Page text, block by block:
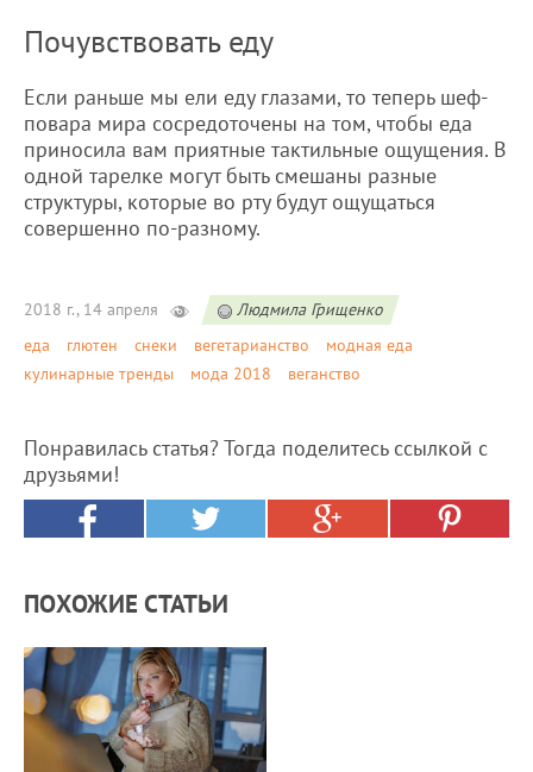
Почувствовать еду
Если раньше мы ели еду глазами, то теперь шеф-
повара мира сосредоточены на том, чтобы еда
приносила вам приятные тактильные ощущения. В
одной тарелке могут быть смешаны разные
структуры, которые во рту будут ощущаться
совершенно по-разному.
2018 г., 14 апреля
Людмила Грищенко
еда
глютен снеки вегетарианство
модная еда
кулинарные тренды
мода 2018 веганство
Понравилась статья? Тогда поделитесь ссылкой с
друзьями!
ПОХОЖИЕ СТАТЬИ